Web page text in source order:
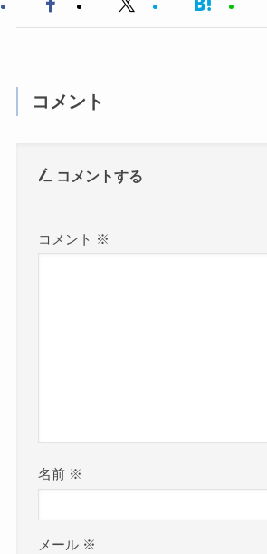
コメント
コメントする
コメント ※
名前 ※
メール ※